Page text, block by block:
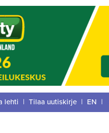
lehti | Tilaa uutiskirje | EN |